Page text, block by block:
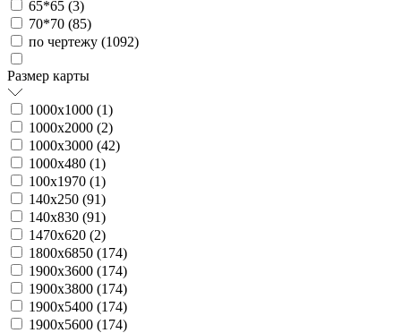
65*65 (3)
70*70 (85)
по чертежу (1092)
Размер карты
1000х1000 (1)
1000х2000 (2)
1000х3000 (42)
1000х480 (1)
100х1970 (1)
140х250 (91)
140х830 (91)
1470х620 (2)
1800х6850 (174)
1900х3600 (174)
1900х3800 (174)
1900х5400 (174)
1900х5600 (174)